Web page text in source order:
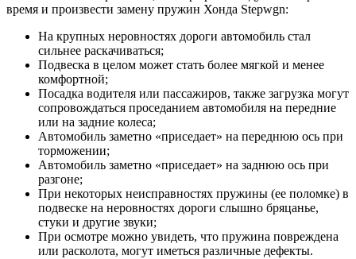
время и произвести замену пружин Хонда Stepwgn:
На крупных неровностях дороги автомобиль стал
сильнее раскачиваться;
Подвеска в целом может стать более мягкой и менее
комфортной;
Посадка водителя или пассажиров, также загрузка могут
сопровождаться проседанием автомобиля на передние
или на задние колеса;
Автомобиль заметно «приседает» на переднюю ось при
торможении;
Автомобиль заметно «приседает» на заднюю ось при
разгоне;
При некоторых неисправностях пружины (ее поломке) в
подвеске на неровностях дороги слышно бряцанье,
стуки и другие звуки;
При осмотре можно увидеть, что пружина повреждена
или расколота, могут иметься различные дефекты.